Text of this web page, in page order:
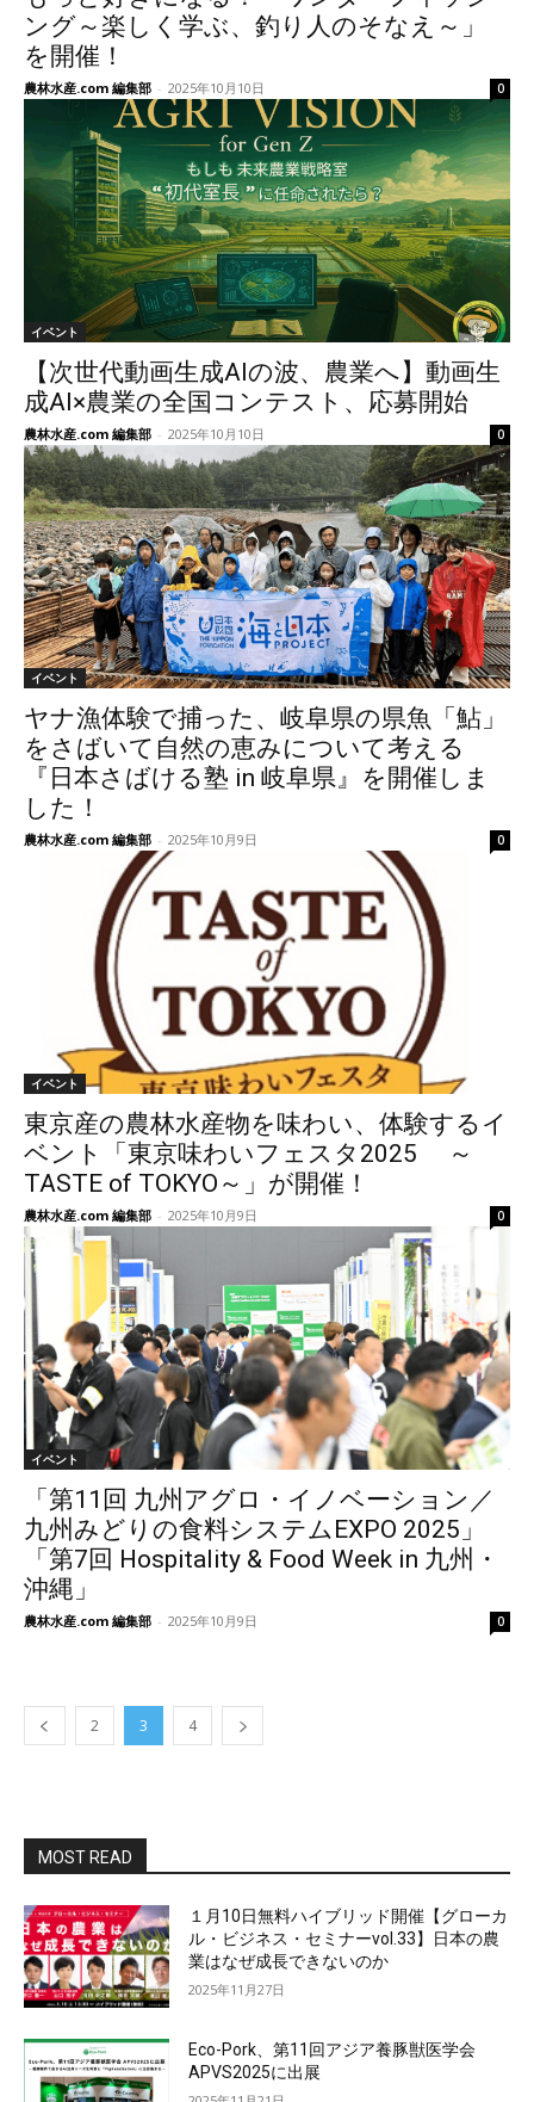
ング～楽しく学ぶ、釣り人のそなえ～」
を開催！
農林水産.com 編集部 - 2025年10月10日 0
イベント
【次世代動画生成AIの波、農業へ】動画生
成AI×農業の全国コンテスト、応募開始
農林水産.com 編集部 - 2025年10月10日 0
イベント
ヤナ漁体験で捕った、岐阜県の県魚「鮎」
をさばいて自然の恵みについて考える
『日本さばける塾 in 岐阜県』を開催しま
した！
農林水産.com 編集部 - 2025年10月9日 0
イベント
東京産の農林水産物を味わい、体験するイ
ベント「東京味わいフェスタ2025 ～
TASTE of TOKYO～」が開催！
農林水産.com 編集部 - 2025年10月9日 0
イベント
「第11回 九州アグロ・イノベーション／
九州みどりの食料システムEXPO 2025」
「第7回 Hospitality & Food Week in 九州・
沖縄」
農林水産.com 編集部 - 2025年10月9日 0
2 3 4
MOST READ
１月10日無料ハイブリッド開催【グローカ
ル・ビジネス・セミナーvol.33】日本の農
業はなぜ成長できないのか
2025年11月27日
Eco-Pork、第11回アジア養豚獣医学会
APVS2025に出展